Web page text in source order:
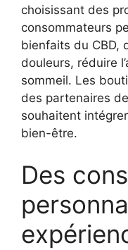
choisissant des
consommateurs
bienfaits du CBD,
douleurs, réduire
sommeil. Les
des partenaires
souhaitent
bien-être.
Des